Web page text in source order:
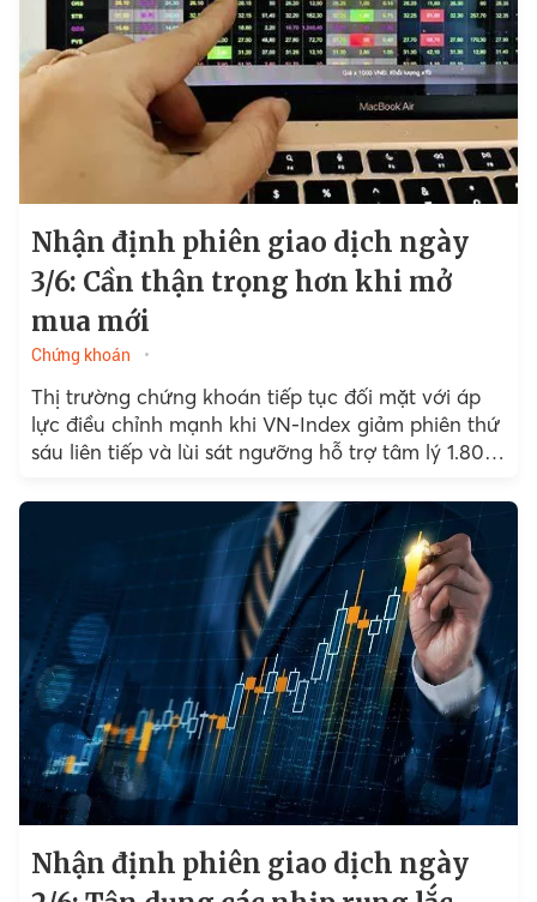
Nhận định phiên giao dịch ngày
3/6: Cần thận trọng hơn khi mở
mua mới
Chứng khoán
Thị trường chứng khoán tiếp tục đối mặt với áp
lực điều chỉnh mạnh khi VN-Index giảm phiên thứ
sáu liên tiếp và lùi sát ngưỡng hỗ trợ tâm lý 1.800
Nhận định phiên giao dịch ngày